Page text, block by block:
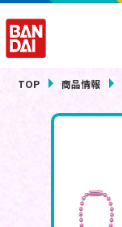
TOP 商品情報